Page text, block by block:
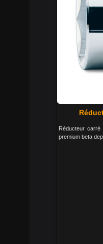
Réducteur carré
premium beta